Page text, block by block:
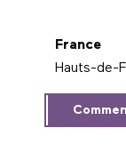
France
Hauts-de-